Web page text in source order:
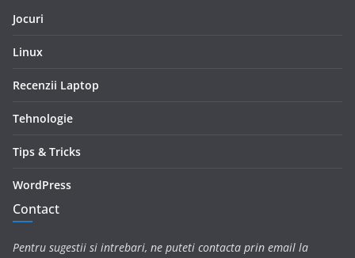
Jocuri
Linux
Recenzii Laptop
Tehnologie
Tips & Tricks
WordPress
Contact
Pentru sugestii si intrebari, ne puteti contacta prin email la